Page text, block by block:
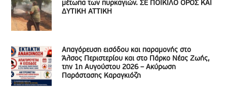
μέτωπα των πυρκαγιών. ΣΕ ΠΟΙΚΙΛΟ ΟΡΟΣ ΚΑΙ
ΔΥΤΙΚΗ ΑΤΤΙΚΗ
Απαγόρευση εισόδου και παραμονής στο
Άλσος Περιστερίου και στο Πάρκο Νέας Ζωής,
την 1η Αυγούστου 2026 – Ακύρωση
Παράστασης Καραγκιόζη